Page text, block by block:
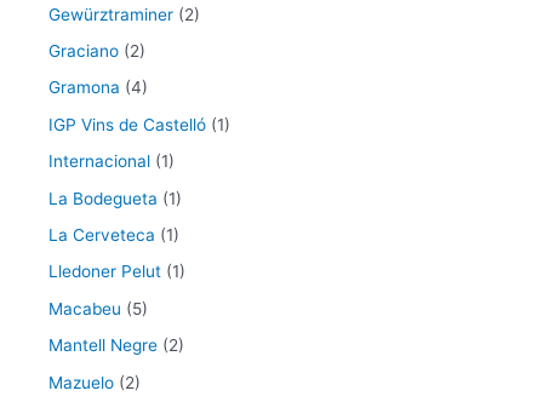
Gewürztraminer (2)
Graciano (2)
Gramona (4)
IGP Vins de Castelló (1)
Internacional (1)
La Bodegueta (1)
La Cerveteca (1)
Lledoner Pelut (1)
Macabeu (5)
Mantell Negre (2)
Mazuelo (2)